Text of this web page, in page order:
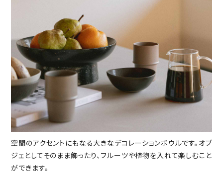
空間のアクセントにもなる大きなデコレーションボウルです。オブ
ジェとしてそのまま飾ったり、フルーツや植物を入れて楽しむこと
ができます。